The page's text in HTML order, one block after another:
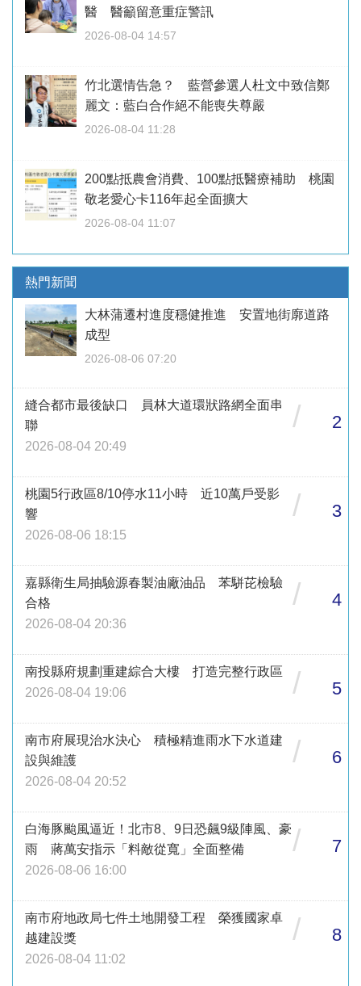
醫 醫籲留意重症警訊
2026-08-04 14:57
竹北選情告急？ 藍營參選人杜文中致信鄭
麗文：藍白合作絕不能喪失尊嚴
2026-08-04 11:28
200點抵農會消費、100點抵醫療補助 桃園
敬老愛心卡116年起全面擴大
2026-08-04 11:07
熱門新聞
大林蒲遷村進度穩健推進 安置地街廓道路
成型
2026-08-06 07:20
縫合都市最後缺口 員林大道環狀路網全面串
聯
2026-08-04 20:49
/ 2
桃園5行政區8/10停水11小時 近10萬戶受影
響
2026-08-06 18:15
/ 3
嘉縣衛生局抽驗源春製油廠油品 苯駢芘檢驗
合格
2026-08-04 20:36
/ 4
南投縣府規劃重建綜合大樓 打造完整行政區
2026-08-04 19:06
/ 5
南市府展現治水決心 積極精進雨水下水道建
設與維護
2026-08-04 20:52
/ 6
白海豚颱風逼近！北市8、9日恐飆9級陣風、豪
雨 蔣萬安指示「料敵從寬」全面整備
2026-08-06 16:00
/ 7
南市府地政局七件土地開發工程 榮獲國家卓
越建設獎
2026-08-04 11:02
/ 8